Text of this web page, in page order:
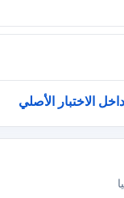
الاختبار الأصلي